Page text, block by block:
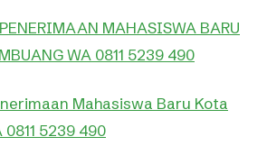
MAHASISWA BARU
WA 0811 5239 490
Mahasiswa Baru Kota
0811 5239 490